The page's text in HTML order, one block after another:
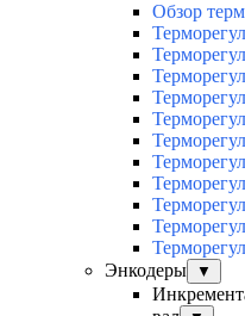
Обзор
Энкодеры
▼